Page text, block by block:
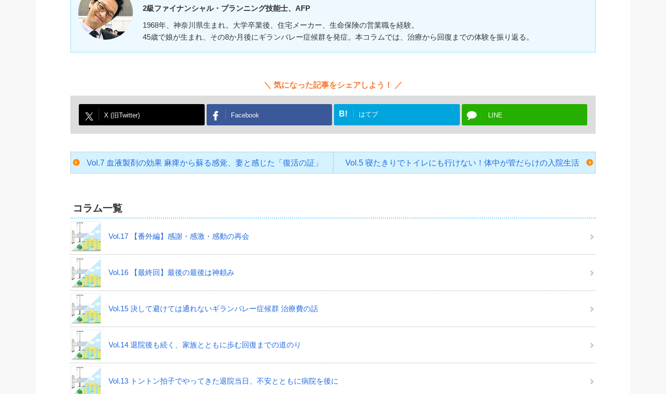
2級ファイナンシャル・プランニング技能士、AFP
1968年、神奈川県生まれ。大学卒業後、住宅メーカー、生命保険の営業職を経験。
45歳で娘が生まれ、その8か月後にギランバレー症候群を発症。本コラムでは、治療から回復までの体験を振り返る。
気になった記事をシェアしよう！
X (旧Twitter) Facebook B! はてブ LINE
Vol.7 血液製剤の効果 麻痺から蘇る感覚、妻と感じた「復活の証」 Vol.5 寝たきりでトイレにも行けない！体中が管だらけの入院生活
コラム一覧
Vol.17 【番外編】感謝・感激・感動の再会
Vol.16 【最終回】最後の最後は神頼み
Vol.15 決して避けては通れないギランバレー症候群 治療費の話
Vol.14 退院後も続く、家族とともに歩む回復までの道のり
Vol.13 トントン拍子でやってきた退院当日、不安とともに病院を後に